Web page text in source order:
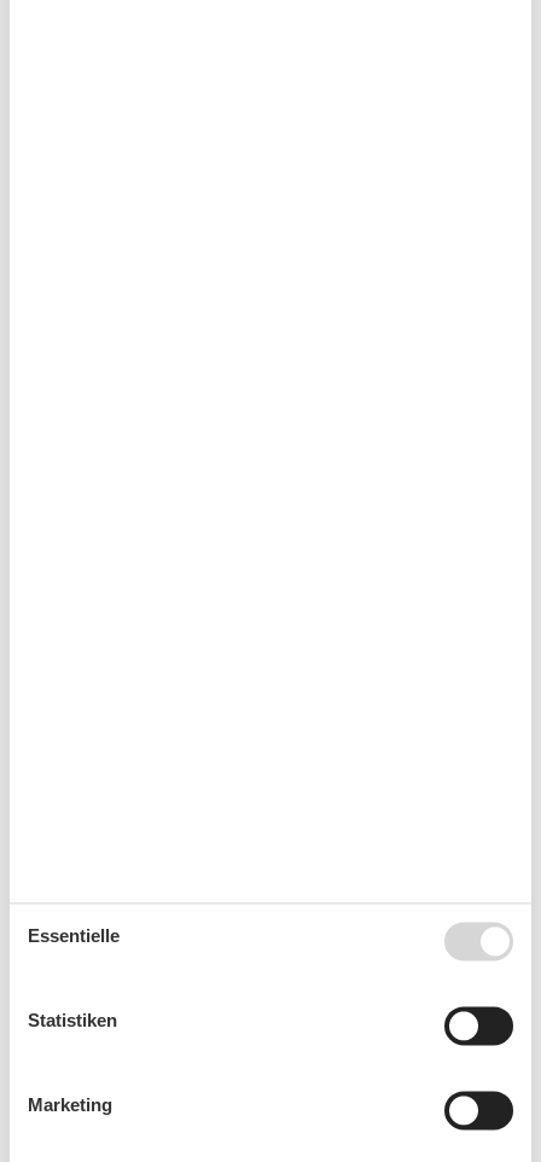
Internet im öff. Bereich
Kontaktloser Checkin/Checkout
Essentielle
Statistiken
Marketing